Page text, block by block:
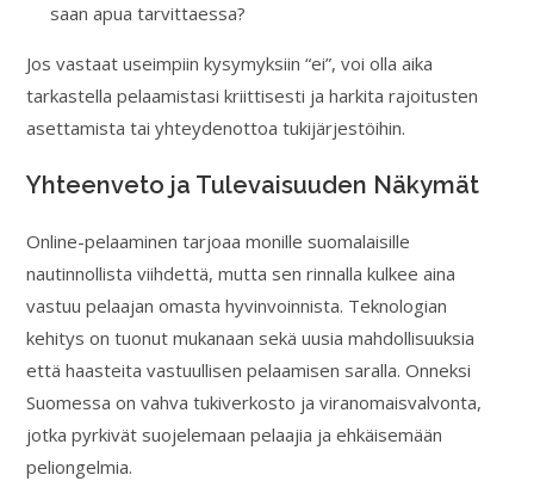
saan apua tarvittaessa?
Jos vastaat useimpiin kysymyksiin “ei”, voi olla aika
tarkastella pelaamistasi kriittisesti ja harkita rajoitusten
asettamista tai yhteydenottoa tukijärjestöihin.
Yhteenveto ja Tulevaisuuden Näkymät
Online-pelaaminen tarjoaa monille suomalaisille
nautinnollista viihdettä, mutta sen rinnalla kulkee aina
vastuu pelaajan omasta hyvinvoinnista. Teknologian
kehitys on tuonut mukanaan sekä uusia mahdollisuuksia
että haasteita vastuullisen pelaamisen saralla. Onneksi
Suomessa on vahva tukiverkosto ja viranomaisvalvonta,
jotka pyrkivät suojelemaan pelaajia ja ehkäisemään
peliongelmia.